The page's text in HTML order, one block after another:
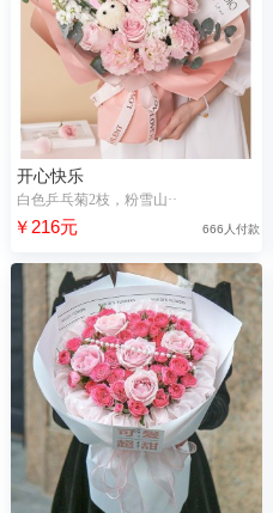
开心快乐
白色乒乓菊2枝，粉雪山··
￥216元 666人付款